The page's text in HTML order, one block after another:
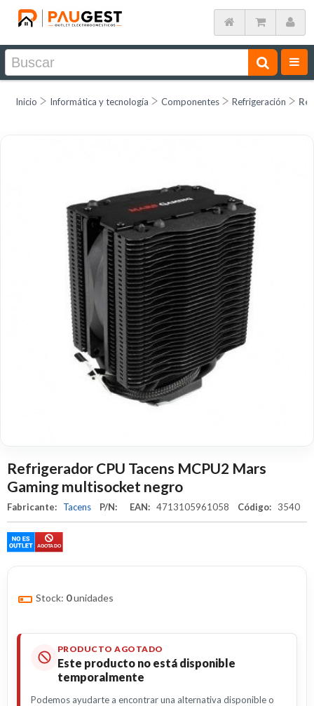
Inicio Informática y tecnología Componentes Refrigeración
Refrigerador CPU Tacens MCPU2 Mars
Gaming multisocket negro
Fabricante: Tacens P/N: EAN: 4713105961058 Código: 3540
Stock: 0unidades
PRODUCTO AGOTADO
Este producto no está disponible
temporalmente
Podemos ayudarte a encontrar una alternativa disponible o